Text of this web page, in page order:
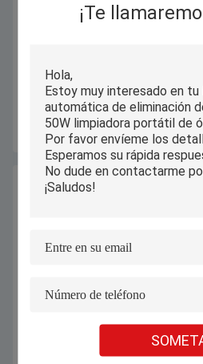
¡Te
20W 7000mm/S Máquina de
marcado láser de metal Plásticos
duros de alta velocidad Hierro de
acero inoxidable
Consiga el mejor precio
refrigerada por aire 6000mm/s
formato grande 900x600mm 1200
la